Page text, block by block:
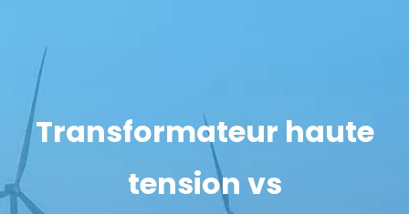
Transformateur haute
tension vs